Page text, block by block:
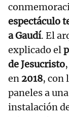
espectáculo
a Gaudí. El
explicado el
de Jesucristo
en 2018, con
paneles a
instalación